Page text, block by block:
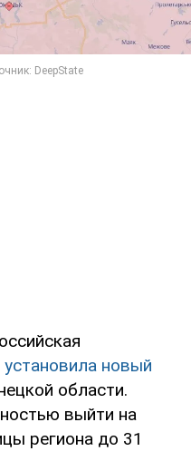
новый
области.
выйти на
региона до 31